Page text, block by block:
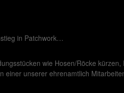
in Patchwork…
wie Hosen/Röcke
einer unserer ehrenamtlich